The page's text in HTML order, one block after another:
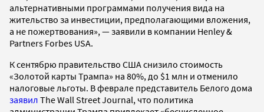
альтернативными программами получения вида на
жительство за инвестиции, предполагающими вложения,
а не пожертвования», — заявили в компании Henley &
Partners Forbes USA.
К сентябрю правительство США снизило стоимость
«Золотой карты Трампа» на 80%, до $1 млн и отменило
налоговые льготы. В феврале представитель Белого дома
заявил The Wall Street Journal, что политика